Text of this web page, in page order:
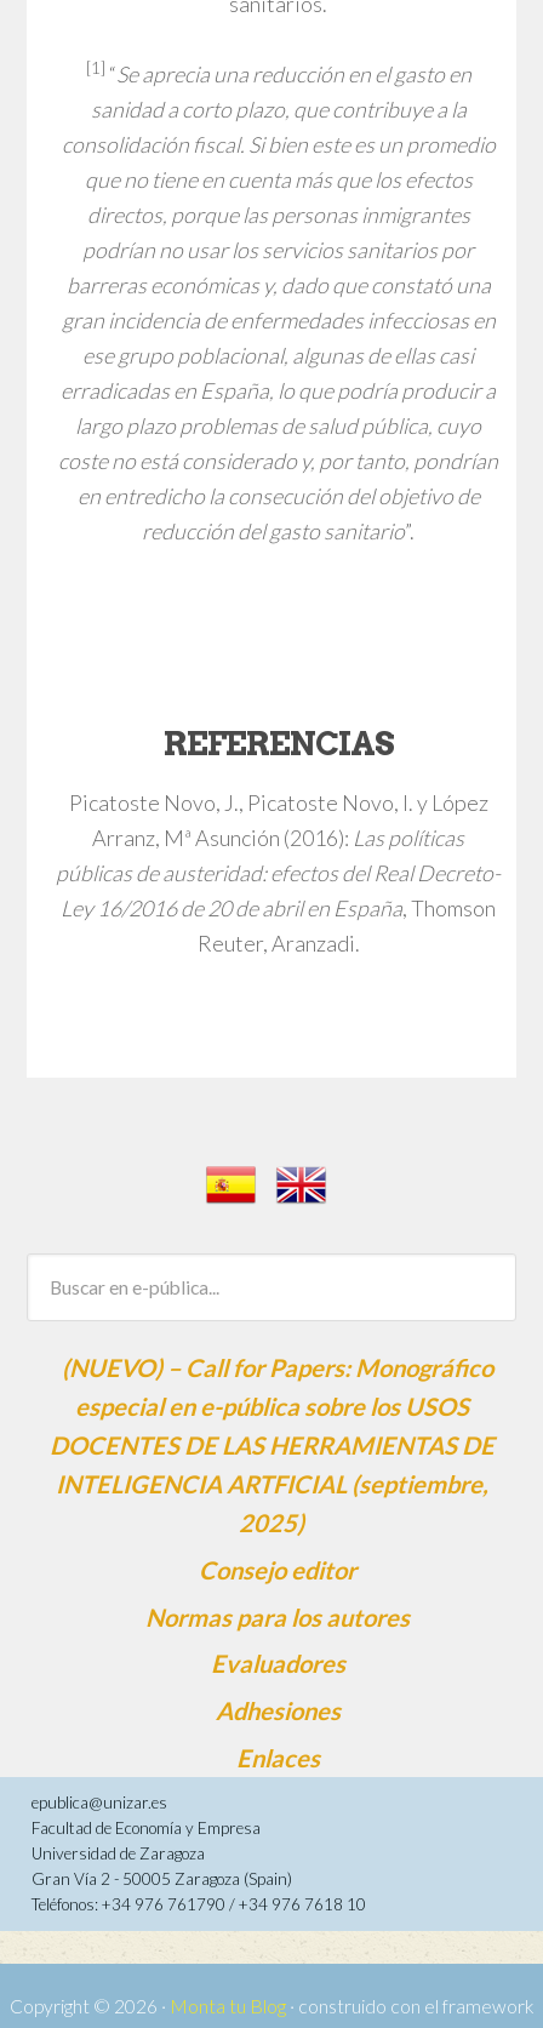
[1] “Se aprecia una reducción en el gasto en
sanidad a corto plazo, que contribuye a la
consolidación fiscal. Si bien este es un promedio
que no tiene en cuenta más que los efectos
directos, porque las personas inmigrantes
podrían no usar los servicios sanitarios por
barreras económicas y, dado que constató una
gran incidencia de enfermedades infecciosas en
ese grupo poblacional, algunas de ellas casi
erradicadas en España, lo que podría producir a
largo plazo problemas de salud pública, cuyo
coste no está considerado y, por tanto, pondrían
en entredicho la consecución del objetivo de
reducción del gasto sanitario”.
REFERENCIAS
Picatoste Novo, J., Picatoste Novo, I. y López
Arranz, Mª Asunción (2016): Las políticas
públicas de austeridad: efectos del Real Decreto-
Ley 16/2016 de 20 de abril en España, Thomson
Reuter, Aranzadi.
(NUEVO) – Call for Papers: Monográfico
especial en e-pública sobre los USOS
DOCENTES DE LAS HERRAMIENTAS DE
INTELIGENCIA ARTFICIAL (septiembre,
2025)
Consejo editor
Normas para los autores
Evaluadores
Adhesiones
Enlaces
epublica@unizar.es
Facultad de Economía y Empresa
Universidad de Zaragoza
Gran Vía 2 - 50005 Zaragoza (Spain)
Teléfonos: +34 976 761790 / +34 976 7618 10
Copyright © 2026 · Monta tu Blog· construido con el framework